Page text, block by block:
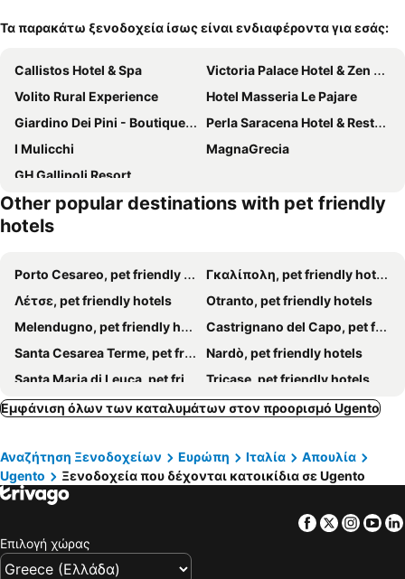
Τα παρακάτω ξενοδοχεία ίσως είναι ενδιαφέροντα για εσάς:
Callistos Hotel & Spa
Victoria Palace Hotel & Zen Wellness
Volito Rural Experience
Hotel Masseria Le Pajare
Giardino Dei Pini - Boutique Hotel
Perla Saracena Hotel & Restaurant
I Mulicchi
MagnaGrecia
GH Gallipoli Resort
Other popular destinations with pet friendly
hotels
Porto Cesareo, pet friendly hotels
Γκαλίπολη, pet friendly hotels
Λέτσε, pet friendly hotels
Otranto, pet friendly hotels
Melendugno, pet friendly hotels
Castrignano del Capo, pet friendly hotels
Santa Cesarea Terme, pet friendly hotels
Nardò, pet friendly hotels
Santa Maria di Leuca, pet friendly hotels
Tricase, pet friendly hotels
Morciano di Leuca, pet friendly hotels
Salve, pet friendly hotels
Alliste, pet friendly hotels
Presicce, pet friendly hotels
Patù, pet friendly hotels
Vernole, pet friendly hotels
Galatone, pet friendly hotels
Racale, pet friendly hotels
Galatina, pet friendly hotels
Gagliano del Capo, pet friendly hotels
Εμφάνιση όλων των καταλυμάτων στον προορισμό Ugento
Αναζήτηση Ξενοδοχείων Ευρώπη Ιταλία
Απουλία
Ugento
Ξενοδοχεία που δέχονται κατοικίδια σε Ugento
Facebook
Twitter
Επιλογή χώρας